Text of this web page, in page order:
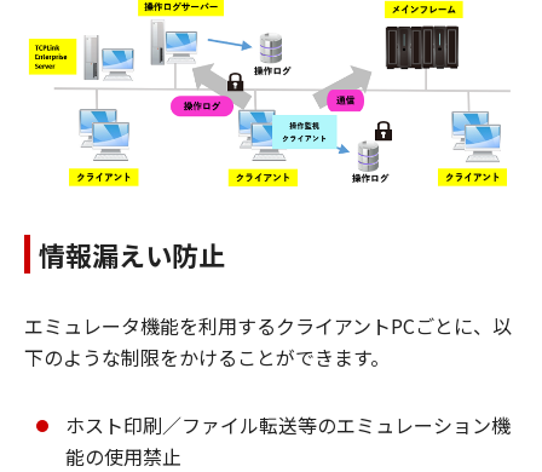
情報漏えい防止
エミュレータ機能を利用するクライアントPCごとに、以
下のような制限をかけることができます。
ホスト印刷／ファイル転送等のエミュレーション機
能の使用禁止